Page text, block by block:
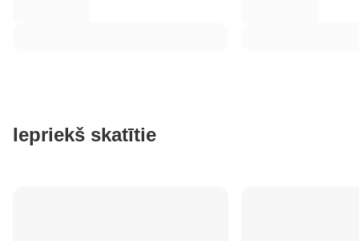
Iepriekš skatītie